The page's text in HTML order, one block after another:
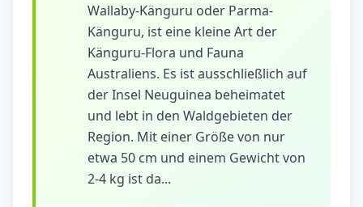
Wallaby-Känguru oder Parma-
Känguru, ist eine kleine Art der
Känguru-Flora und Fauna
Australiens. Es ist ausschließlich auf
der Insel Neuguinea beheimatet
und lebt in den Waldgebieten der
Region. Mit einer Größe von nur
etwa 50 cm und einem Gewicht von
2-4 kg ist da...